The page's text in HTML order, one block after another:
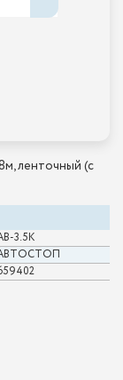
ленточный (с
3.5K